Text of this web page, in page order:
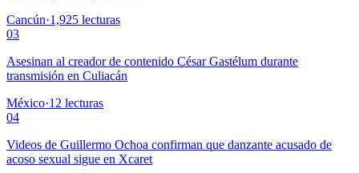
Cancún·1,925 lecturas
03
Asesinan al creador de contenido César Gastélum durante
transmisión en Culiacán
México·12 lecturas
04
Videos de Guillermo Ochoa confirman que danzante acusado de
acoso sexual sigue en Xcaret